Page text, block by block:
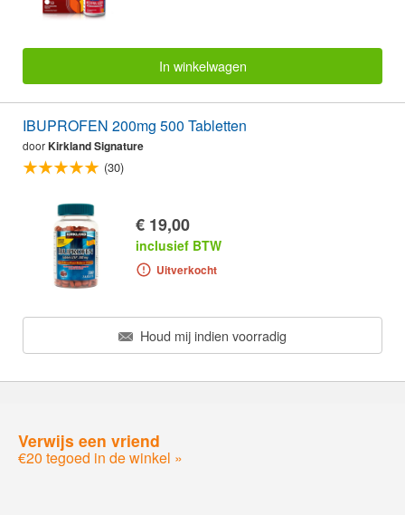
In winkelwagen
IBUPROFEN 200mg 500 Tabletten
doorKirkland Signature
(30)
€ 19,00
inclusief BTW
Uitverkocht
Houd mij indien voorradig
Verwijs een vriend
€20 tegoed in de winkel »